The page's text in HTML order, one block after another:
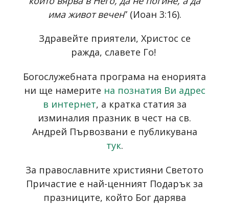
има живот вечен” (Иоан 3:16).
Здравейте приятели, Христос се
ражда, славете Го!
Богослужебната програма на енорията
ни ще намерите на познатия Ви адрес
в интернет, a кратка статия за
изминалия празник в чест на св.
Андрей Първозвани е публикувана
тук.
За православните християни Светото
Причастие е най-ценният Подарък за
празниците, който Бог дарява